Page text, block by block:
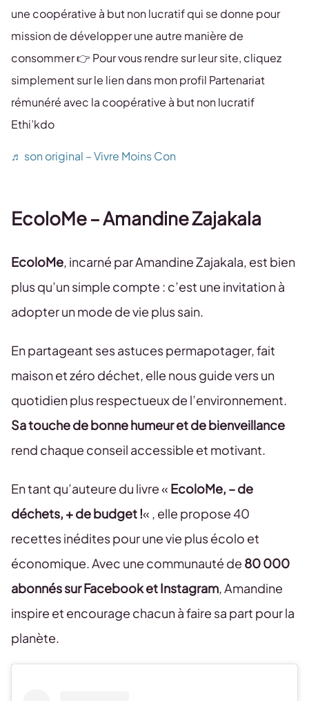
une coopérative à but non lucratif qui se donne pour
mission de développer une autre manière de
consommer 👉 Pour vous rendre sur leur site, cliquez
simplement sur le lien dans mon profil Partenariat
rémunéré avec la coopérative à but non lucratif
Ethi’kdo
♬ son original – Vivre Moins Con
EcoloMe – Amandine Zajakala
EcoloMe, incarné par Amandine Zajakala, est bien
plus qu’un simple compte : c’est une invitation à
adopter un mode de vie plus sain.
En partageant ses astuces permapotager, fait
maison et zéro déchet, elle nous guide vers un
quotidien plus respectueux de l’environnement.
Sa touche de bonne humeur et de bienveillance
rend chaque conseil accessible et motivant.
En tant qu’auteure du livre « EcoloMe, – de
déchets, + de budget !« , elle propose 40
recettes inédites pour une vie plus écolo et
économique. Avec une communauté de 80 000
abonnés sur Facebook et Instagram, Amandine
inspire et encourage chacun à faire sa part pour la
planète.